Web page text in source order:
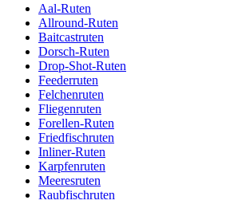
Aal-Ruten
Allround-Ruten
Baitcastruten
Dorsch-Ruten
Drop-Shot-Ruten
Feederruten
Felchenruten
Fliegenruten
Forellen-Ruten
Friedfischruten
Inliner-Ruten
Karpfenruten
Meeresruten
Raubfischruten